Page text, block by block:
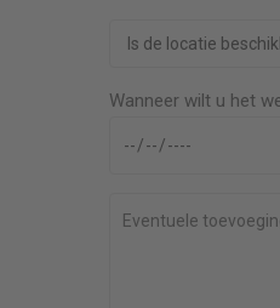
Wanneer wilt u het